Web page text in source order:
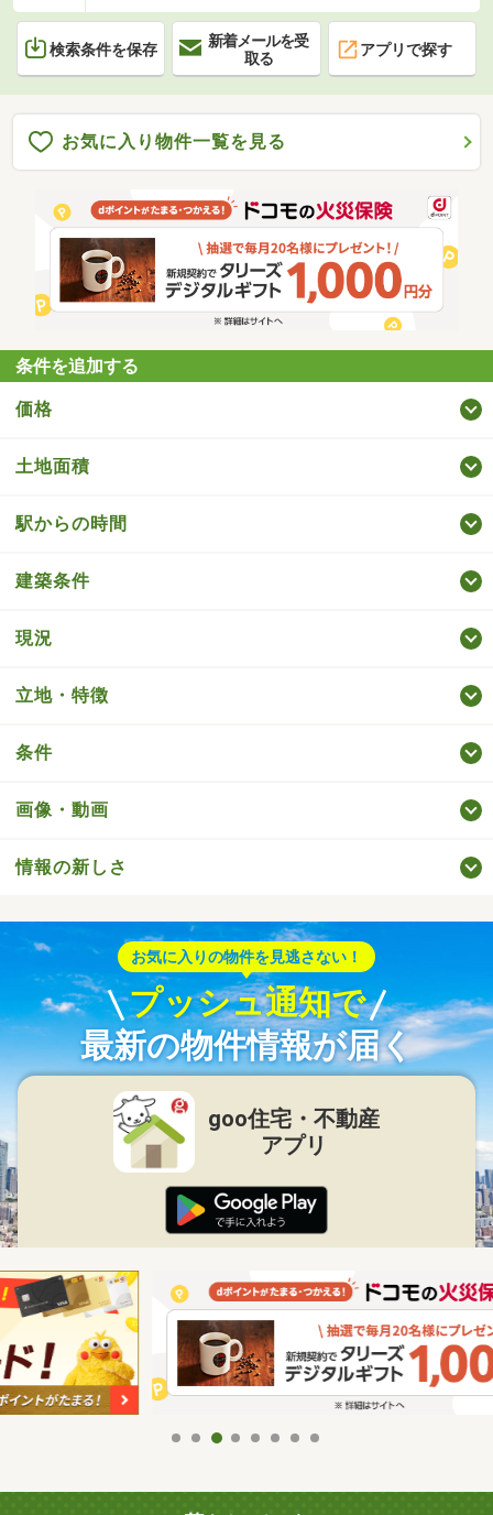
検索条件を保存
新着メールを受
取る
アプリで探す
お気に入り物件一覧を見る
条件を追加する
価格
土地面積
駅からの時間
建築条件
現況
立地・特徴
条件
画像・動画
情報の新しさ
お気に入りの物件を見逃さない！
プッシュ通知で
最新の物件情報が届く
goo住宅・不動産
アプリ